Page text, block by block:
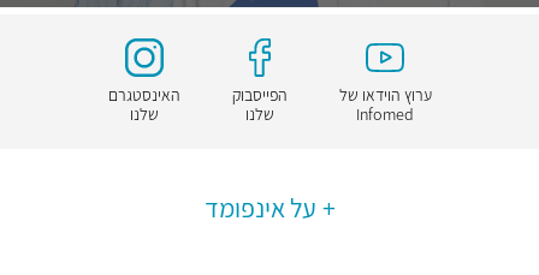
ערוץ הוידאו של
Infomed
הפייסבוק
שלנו
האינסטגרם
שלנו
על אינפומד